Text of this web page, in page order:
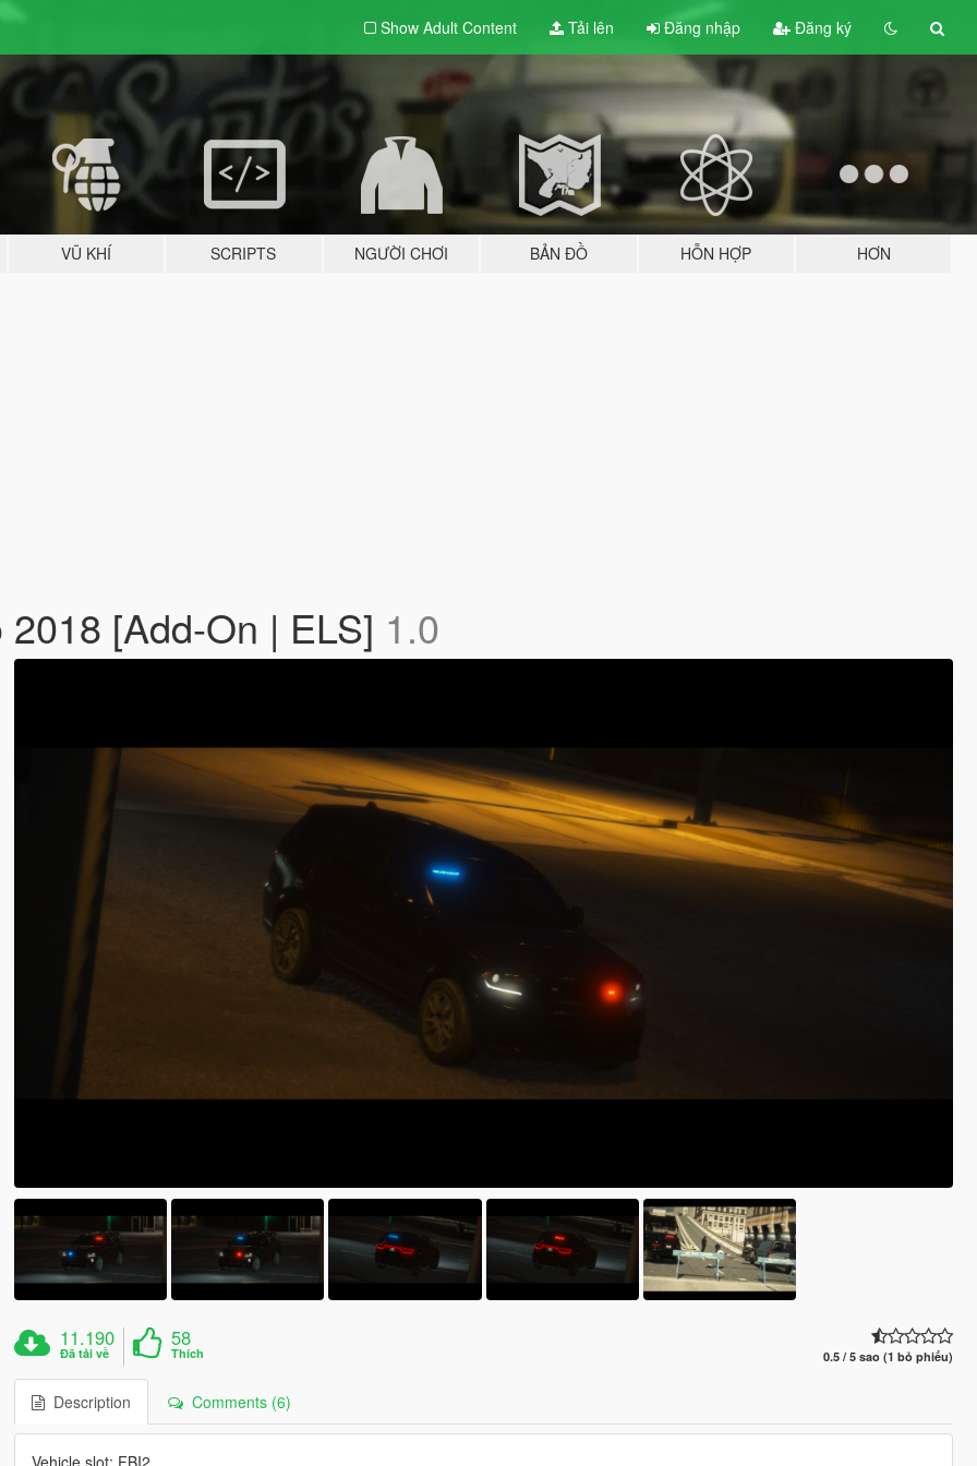
Show Adult Content Tải lên Đăng nhập Đăng ký
VŨ KHÍ SCRIPTS NGƯỜI CHƠI BẢN ĐỒ HỖN HỢP HƠN
[Add-On | ELS] 1.0
11.190
Đã tải về
58
Thích 0.5 / 5 sao (1 bỏ phiếu)
Description Comments (6)